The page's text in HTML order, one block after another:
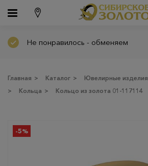
Не понравилось - обменяем
Главная > Каталог > Ювелирные изделия
>
Кольца > Кольцо из золота 01-117114
-5%